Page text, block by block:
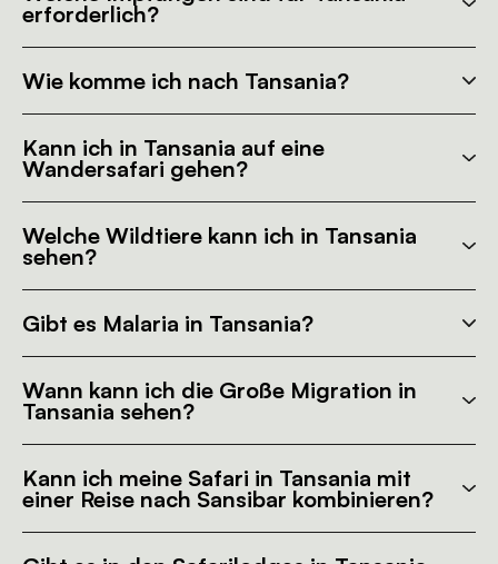
erforderlich?
Wie komme ich nach Tansania?
Kann ich in Tansania auf eine
Wandersafari gehen?
Welche Wildtiere kann ich in Tansania
sehen?
Gibt es Malaria in Tansania?
Wann kann ich die Große Migration in
Tansania sehen?
Kann ich meine Safari in Tansania mit
einer Reise nach Sansibar kombinieren?